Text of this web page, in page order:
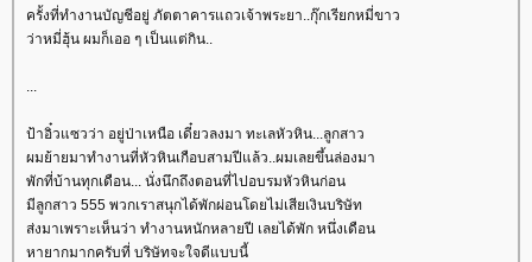
ครั้งที่ทำงานบัญชีอยู่ ภัตตาคารแถวเจ้าพระยา..กุ๊กเรียกหมี่ขาว
ว่าหมี่ฮุ้น ผมก็เออ ๆ เป็นแต่กิน..
...
ป้าอิ๋วแซวว่า อยู่ป่าเหนือ เดี๋ยวลงมา ทะเลหัวหิน...ลูกสาว
ผมย้ายมาทำงานที่หัวหินเกือบสามปีแล้ว..ผมเลยขึ้นล่องมา
พักที่บ้านทุกเดือน... นั่งนึกถึงตอนที่ไปอบรมหัวหินก่อน
มีลูกสาว 555 พวกเราสนุกได้พักผ่อนโดยไม่เสียเงินบริษัท
ส่งมาเพราะเห็นว่า ทำงานหนักหลายปี เลยได้พัก หนึ่งเดือน
หายากมากครับที่ บริษัทจะใจดีแบบนี้